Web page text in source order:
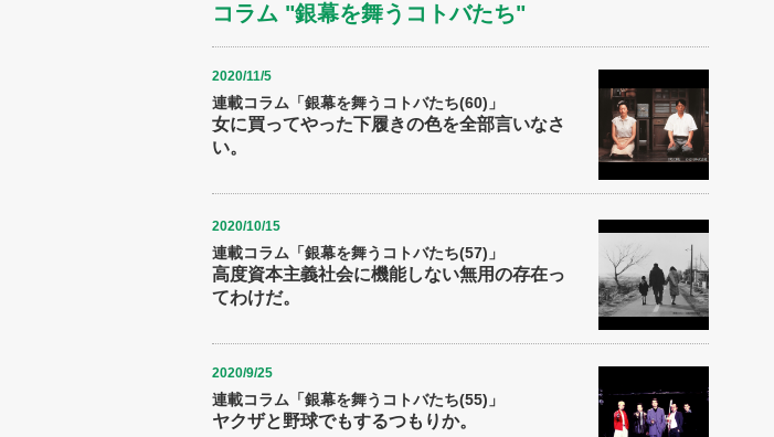
コラム "銀幕を舞うコトバたち"
2020/11/5
連載コラム「銀幕を舞うコトバたち(60)」
女に買ってやった下履きの色を全部言いなさ
い。
2020/10/15
連載コラム「銀幕を舞うコトバたち(57)」
高度資本主義社会に機能しない無用の存在っ
てわけだ。
2020/9/25
連載コラム「銀幕を舞うコトバたち(55)」
ヤクザと野球でもするつもりか。